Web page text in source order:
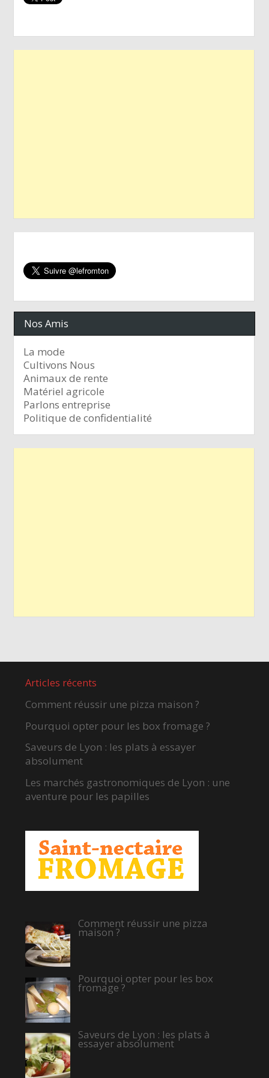
Nos Amis
La mode
Cultivons Nous
Animaux de rente
Matériel agricole
Parlons entreprise
Politique de confidentialité
Articles récents
Comment réussir une pizza maison ?
Pourquoi opter pour les box fromage ?
Saveurs de Lyon : les plats à essayer
absolument
Les marchés gastronomiques de Lyon : une
aventure pour les papilles
Comment réussir une pizza
maison ?
Pourquoi opter pour les box
fromage ?
Saveurs de Lyon : les plats à
essayer absolument